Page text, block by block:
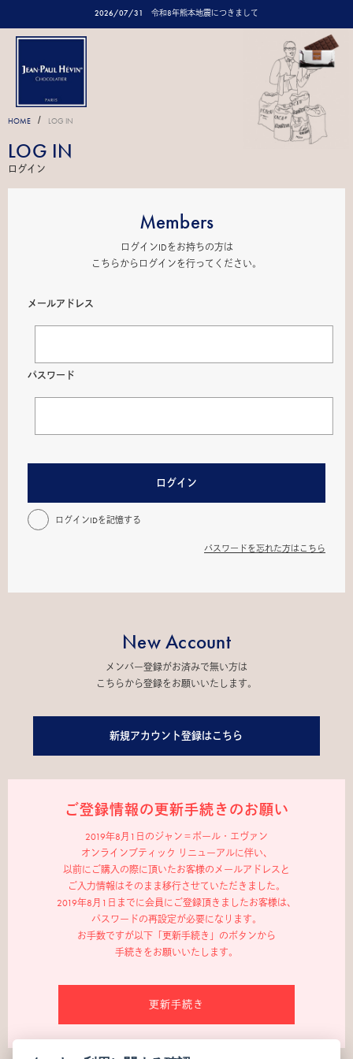
2026/07/31 令和8年熊本地震につきまして
HOME / LOG IN
LOG IN
ログイン
Members
ログインIDをお持ちの方は
こちらからログインを行ってください。
メールアドレス
パスワード
ログイン
ログインIDを記憶する
パスワードを忘れた方はこちら
New Account
メンバー登録がお済みで無い方は
こちらから登録をお願いいたします。
新規アカウント登録はこちら
ご登録情報の更新手続きのお願い
2019年8月1日のジャン＝ポール・エヴァン
オンラインブティック リニューアルに伴い、
以前にご購入の際に頂いたお客様のメールアドレスと
ご入力情報はそのまま移行させていただきました。
2019年8月1日までに会員にご登録頂きましたお客様は、
パスワードの再設定が必要になります。
お手数ですが以下「更新手続き」のボタンから
手続きをお願いいたします。
更新手続き